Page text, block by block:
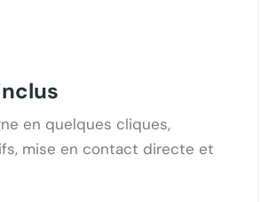
en quelques cliques,
mise en contact directe et